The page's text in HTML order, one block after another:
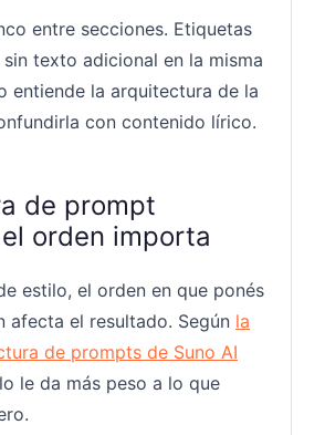
entre secciones. Etiquetas
texto adicional en la misma
entiende la arquitectura de la
con contenido lírico.
de prompt
orden importa
estilo, el orden en que ponés
afecta el resultado. Según la
de prompts de Suno AI
le da más peso a lo que